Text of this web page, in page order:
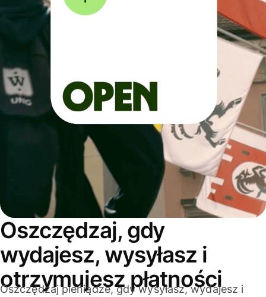
Oszczędzaj, gdy
wydajesz, wysyłasz i
otrzymujesz płatności
Oszczędzaj pieniądze, gdy wysyłasz, wydajesz i